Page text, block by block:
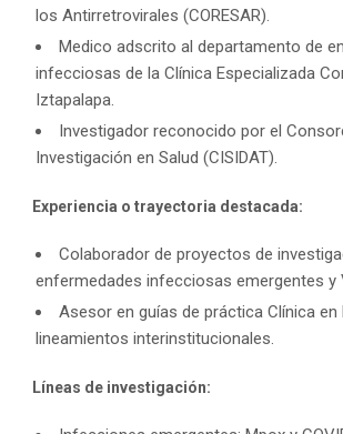
los Antirretrovirales (CORESAR).
Medico adscrito al departamento de
infecciosas de la Clínica Especializada
Iztapalapa.
Investigador reconocido por el
Investigación en Salud (CISIDAT).
Experiencia o trayectoria destacada:
Colaborador de proyectos de
enfermedades infecciosas emergentes y
Asesor en guías de práctica Clínica en
lineamientos interinstitucionales.
Líneas de investigación: